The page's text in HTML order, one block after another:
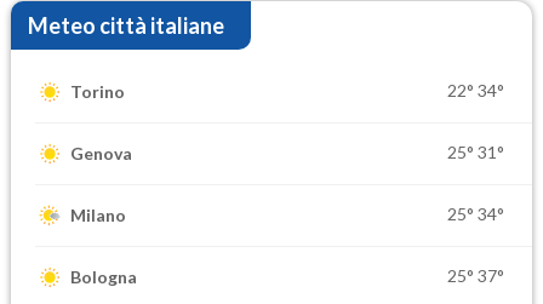
Meteo città italiane
Torino 22° 34°
Genova 25° 31°
Milano 25° 34°
Bologna 25° 37°